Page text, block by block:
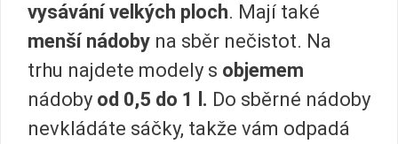
vysávání velkých ploch. Mají také
menší nádoby na sběr nečistot. Na
trhu najdete modely s objemem
nádoby od 0,5 do 1 l. Do sběrné nádoby
nevkládáte sáčky, takže vám odpadá